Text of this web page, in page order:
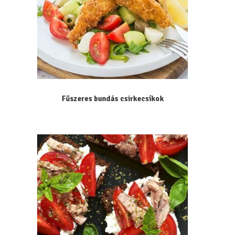
Fűszeres bundás csirkecsíkok